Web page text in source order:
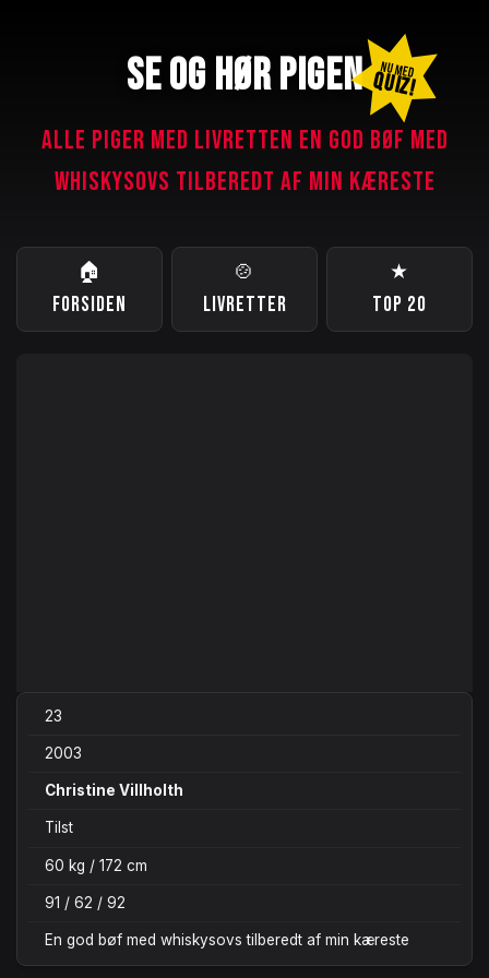
SE OG HØR PIGEN NU MED
QUIZ!
ALLE PIGER MED LIVRETTEN EN GOD BØF MED
WHISKYSOVS TILBEREDT AF MIN KÆRESTE
🏠
FORSIDEN
🍲
LIVRETTER
★
TOP 20
23
2003
Christine Villholth
Tilst
60 kg / 172 cm
91 / 62 / 92
En god bøf med whiskysovs tilberedt af min kæreste